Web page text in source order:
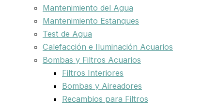
Mantenimiento del Agua
Mantenimiento Estanques
Test de Agua
Calefacción e Iluminación Acuarios
Bombas y Filtros Acuarios
Filtros Interiores
Bombas y Aireadores
Recambios para Filtros